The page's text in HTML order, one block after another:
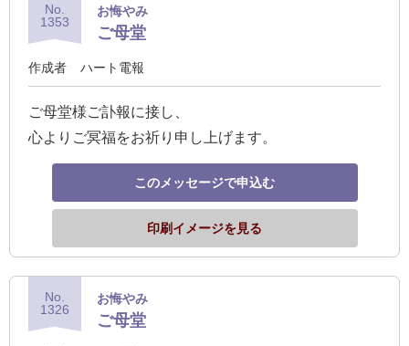
文
内
容
の
ご
No.
1353
お悔やみ
ご母堂
作成者 ハート電報
ご母堂様ご訃報に接し、
心よりご冥福をお祈り申し上げます。
このメッセージで申込む
印刷イメージを見る
No.
1326
お悔やみ
ご母堂